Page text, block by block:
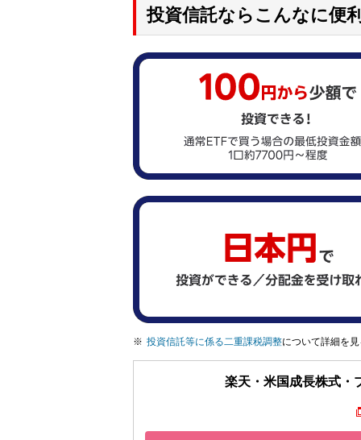
投資信託ならこんなに便
投資信託等に係る二重課税調整について詳細を見
楽天・米国成長株式・